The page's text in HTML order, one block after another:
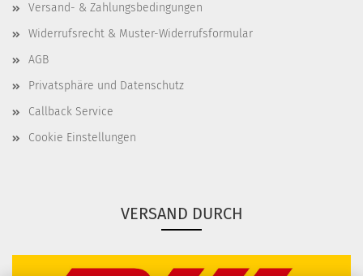
Versand- & Zahlungsbedingungen
Widerrufsrecht & Muster-Widerrufsformular
AGB
Privatsphäre und Datenschutz
Callback Service
Cookie Einstellungen
VERSAND DURCH